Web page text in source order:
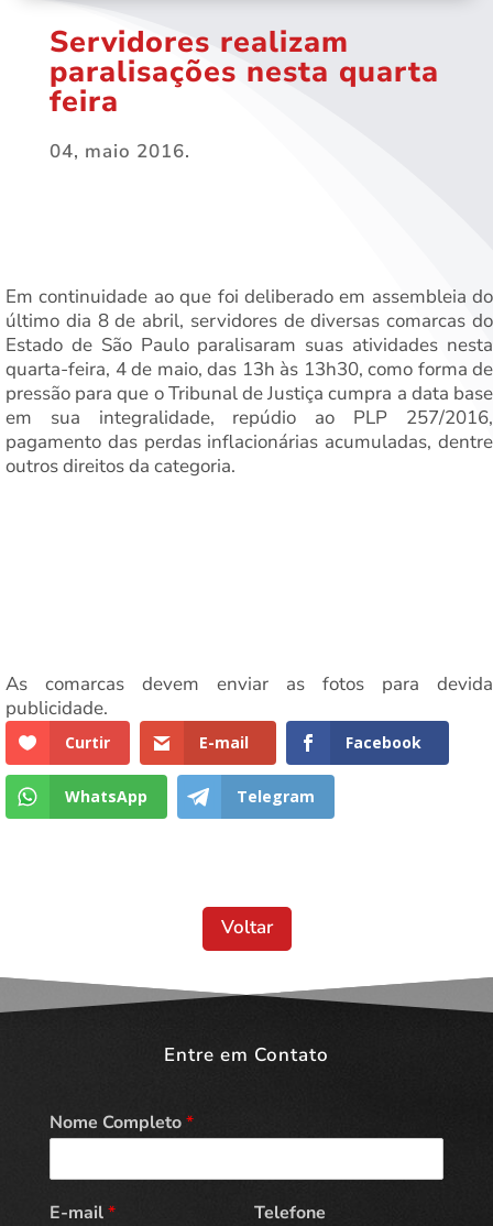
Servidores realizam
paralisações nesta quarta
feira
04, maio 2016.
Em continuidade ao que foi deliberado em assembleia do
último dia 8 de abril, servidores de diversas comarcas do
Estado de São Paulo paralisaram suas atividades nesta
quarta-feira, 4 de maio, das 13h às 13h30, como forma de
pressão para que o Tribunal de Justiça cumpra a data base
em sua integralidade, repúdio ao PLP 257/2016,
pagamento das perdas inflacionárias acumuladas, dentre
outros direitos da categoria.
As comarcas devem enviar as fotos para devida
publicidade.
Curtir E-mail Facebook
WhatsApp Telegram
Voltar
Entre em Contato
Nome Completo*
E-mail* Telefone